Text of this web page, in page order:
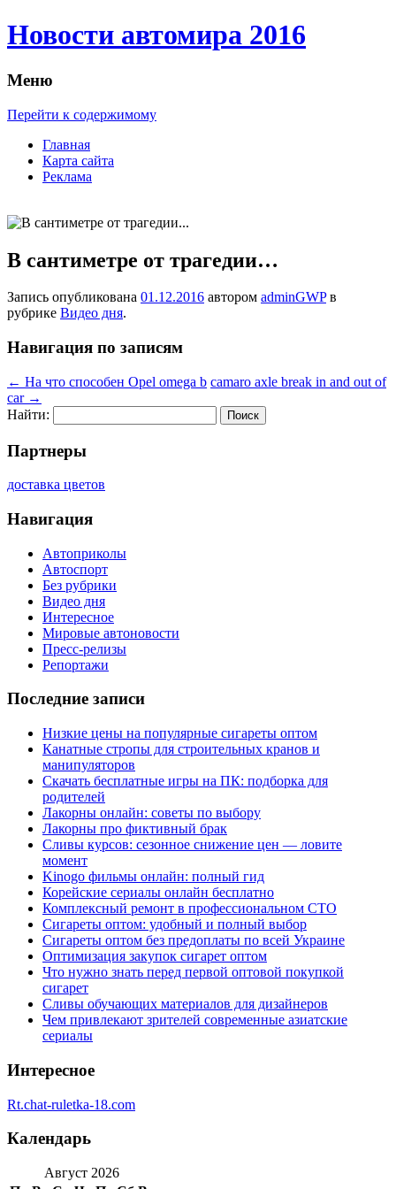
Новости автомира 2016
Меню
Перейти к содержимому
Главная
Карта сайта
Реклама
В сантиметре от трагедии…
Запись опубликована 01.12.2016 автором adminGWPв
рубрике Видео дня.
Навигация по записям
← На что способен Opel omega b camaro axle break in and out of
car →
Найти:
Партнеры
доставка цветов
Навигация
Автоприколы
Автоспорт
Без рубрики
Видео дня
Интересное
Мировые автоновости
Пресс-релизы
Репортажи
Последние записи
Низкие цены на популярные сигареты оптом
Канатные стропы для строительных кранов и
манипуляторов
Скачать бесплатные игры на ПК: подборка для
родителей
Лакорны онлайн: советы по выбору
Лакорны про фиктивный брак
Сливы курсов: сезонное снижение цен — ловите
момент
Kinogo фильмы онлайн: полный гид
Корейские сериалы онлайн бесплатно
Комплексный ремонт в профессиональном СТО
Сигареты оптом: удобный и полный выбор
Сигареты оптом без предоплаты по всей Украине
Оптимизация закупок сигарет оптом
Что нужно знать перед первой оптовой покупкой
сигарет
Сливы обучающих материалов для дизайнеров
Чем привлекают зрителей современные азиатские
сериалы
Интересное
Rt.chat-ruletka-18.com
Календарь
Август 2026